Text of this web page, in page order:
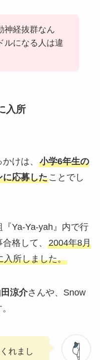
神経抜群なん
になる人は違
入所
けは、
小学6年生の
に応募したことでし
Ya-Ya-yah』内で行
格して、 2004年8月
入所しました。
涼介さんや、Snow
れまし